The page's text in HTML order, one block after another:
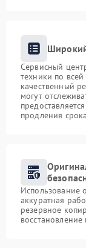
Сервисный
техники по
качественный
могут
продления
Использование
аккуратная
резервное